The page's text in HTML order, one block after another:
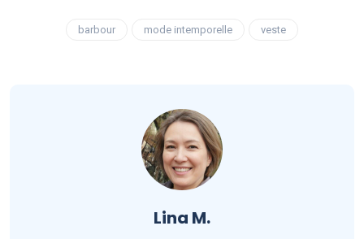
barbour mode intemporelle veste
Lina M.